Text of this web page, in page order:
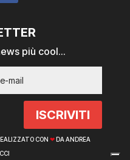
più cool...
ISCRIVITI
CON ❤DA ANDREA